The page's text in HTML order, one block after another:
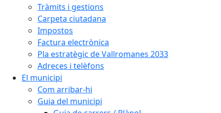
Tràmits i gestions
Carpeta ciutadana
Impostos
Factura electrònica
Pla estratègic de Vallromanes 2033
Adreces i telèfons
El municipi
Com arribar-hi
Guia del municipi